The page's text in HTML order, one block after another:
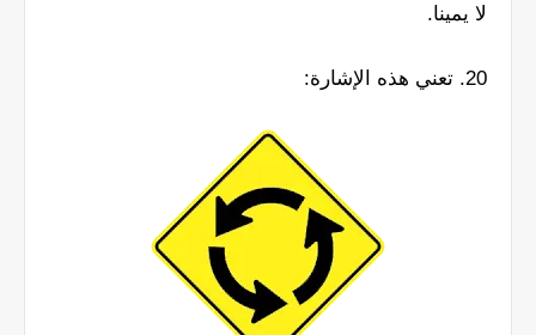
لا يمينا.
20. تعني هذه الإشارة: